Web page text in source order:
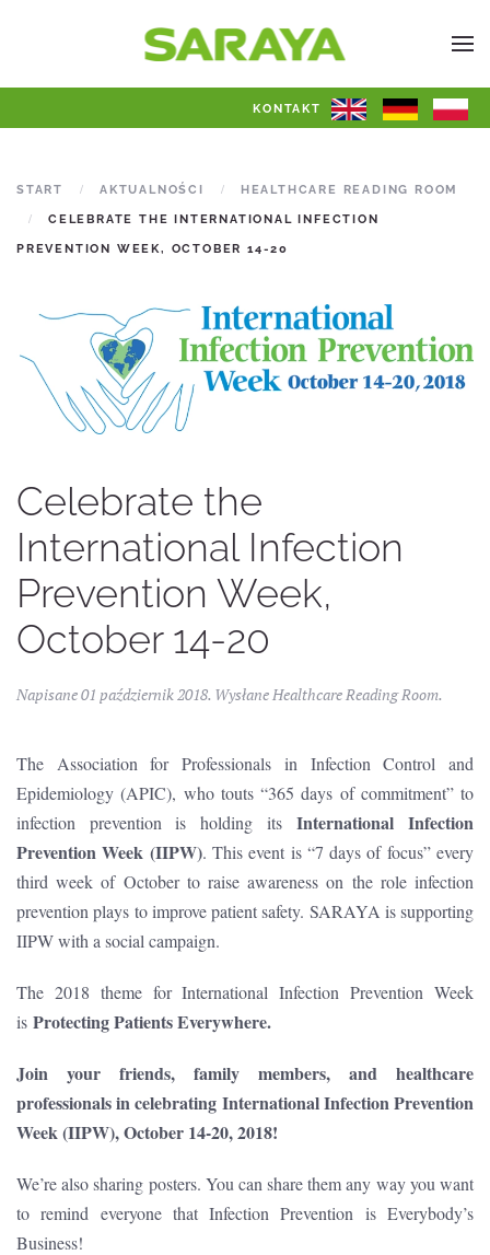
KONTAKT
START AKTUALNOŚCI HEALTHCARE READING ROOM
CELEBRATE THE INTERNATIONAL INFECTION
PREVENTION WEEK, OCTOBER 14-20
Celebrate the
International Infection
Prevention Week,
October 14-20
Napisane01 październik 2018. Wysłane Healthcare Reading Room.
The Association for Professionals in Infection Control and
Epidemiology (APIC), who touts “365 days of commitment” to
infection prevention is holding itsInternational Infection
Prevention Week (IIPW). This event is “7 days of focus” every
third week of October to raise awareness on the role infection
prevention plays to improve patient safety. SARAYA is supporting
IIPW with a social campaign.
The 2018 theme for International Infection Prevention Week
is Protecting Patients Everywhere.
Join your friends, family members, and healthcare
professionals in celebrating International Infection Prevention
Week (IIPW), October 14-20, 2018!
We’re also sharing posters. You can share them any way you want
to remind everyone that Infection Prevention is Everybody’s
Business!